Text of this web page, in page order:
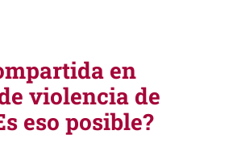
en
violencia de
eso posible?